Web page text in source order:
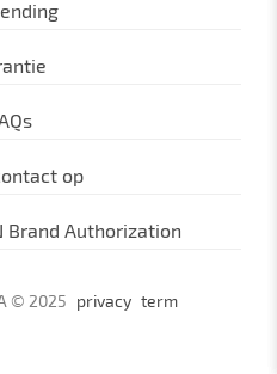
op
Brand Authorization
© 2025 privacy term